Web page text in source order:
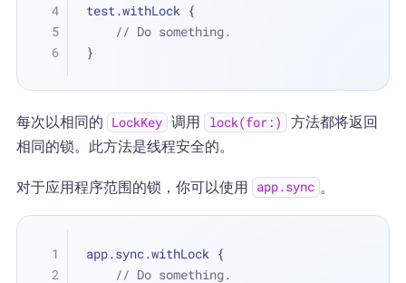
test.withLock {
// Do something.
}
每次以相同的 LockKey 调用 lock(for:)
方法都将返回
相同的锁。此方法是线程安全的。
对于应用程序范围的锁，你可以使用 app.sync 。
app.sync.withLock {
// Do something.